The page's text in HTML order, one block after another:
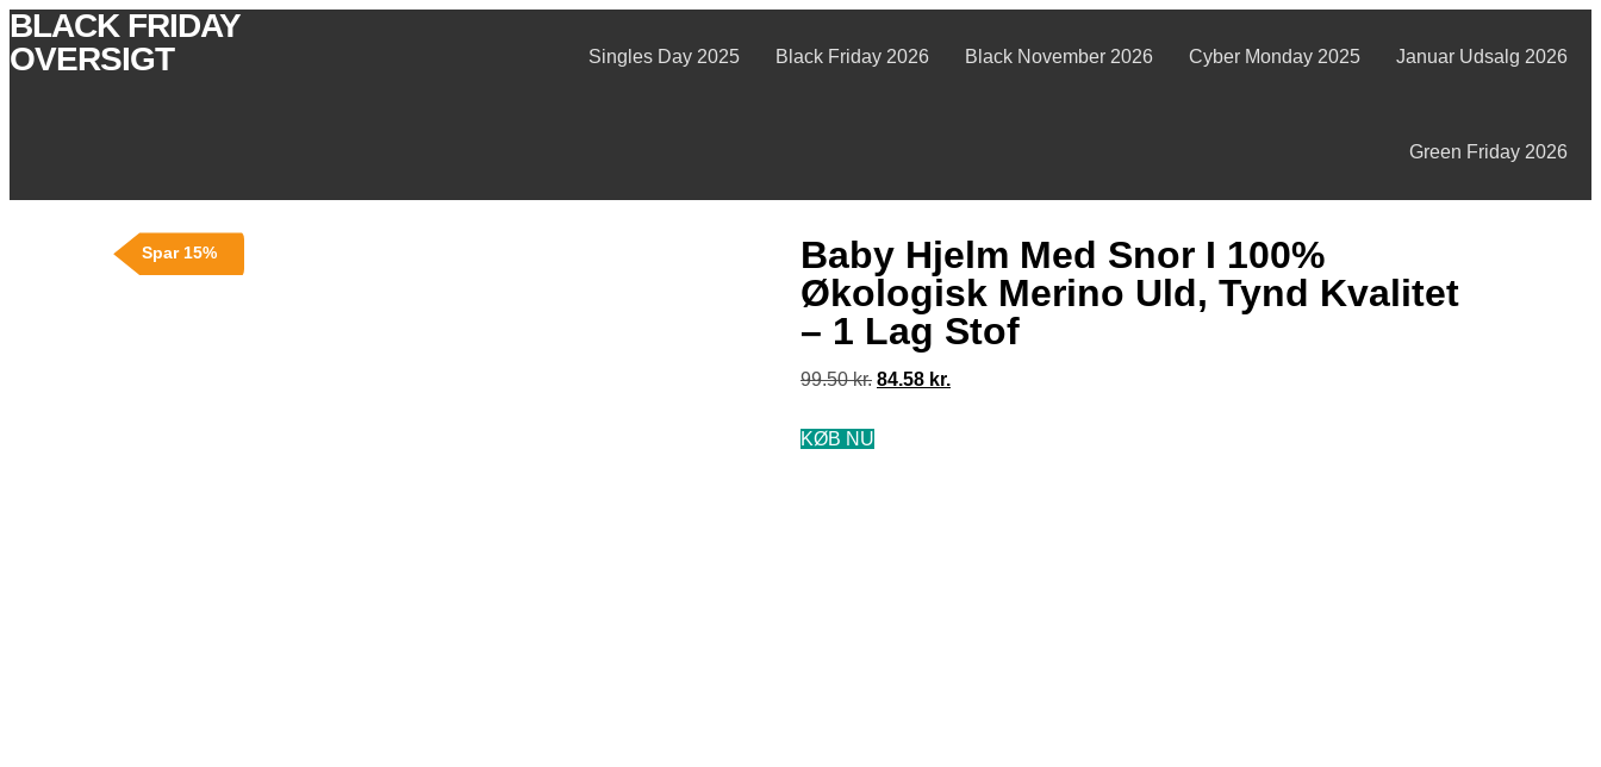
BLACK FRIDAY
OVERSIGT
Singles Day 2025 Black Friday 2026 Black November 2026 Cyber Monday 2025 Januar Udsalg 2026
Green Friday 2026
Spar 15%
Baby Hjelm Med Snor I 100%
Økologisk Merino Uld, Tynd Kvalitet
– 1 Lag Stof
99.50kr. 84.58 kr.
KØB NU